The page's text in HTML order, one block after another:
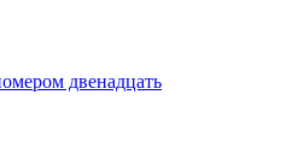
двенадцать